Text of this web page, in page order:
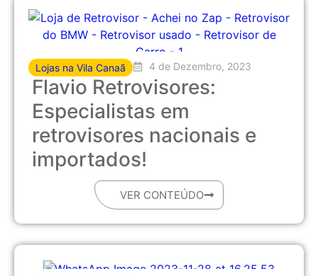
Lojas na Vila Canaã 4 de Dezembro, 2023
Flavio Retrovisores:
Especialistas em
retrovisores nacionais e
importados!
VER CONTEÚDO